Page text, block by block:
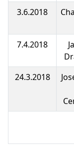
3.6.2018
7.4.2018
24.3.2018